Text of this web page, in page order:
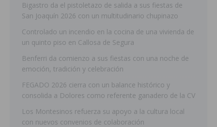
Bigastro da el pistoletazo de salida a sus fiestas de
San Joaquín 2026 con un multitudinario chupinazo
Controlado un incendio en la cocina de una vivienda de
un quinto piso en Callosa de Segura
Benferri da comienzo a sus fiestas con una noche de
emoción, tradición y celebración
FEGADO 2026 cierra con un balance histórico y
consolida a Dolores como referente ganadero de la CV
Los Montesinos refuerza su apoyo a la cultura local
con nuevos convenios de colaboración